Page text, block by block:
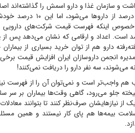
و سازمان غذا و دارو اسمش را گذاشته‌اند
اینکه فهرست قیمت شرکت‌های دارویی
قیمت‌ها از ۴۰ تا ۴۰۰ درصد است. اعداد و ارقامی که نشان
دارو هم از توان خرید بسیاری از
انجمن داروسازان ایران افزایش قیمت
هم واجب‌تر است و نمی‌توان آن را از فهرست
جلو می‌رود، گاهی وقت‌ها بیماران بر سر
یک از نیازهایشان صرف‌نظر کنند تا بتوانند
بیمه‌ها هم پای کار نیستند و همین